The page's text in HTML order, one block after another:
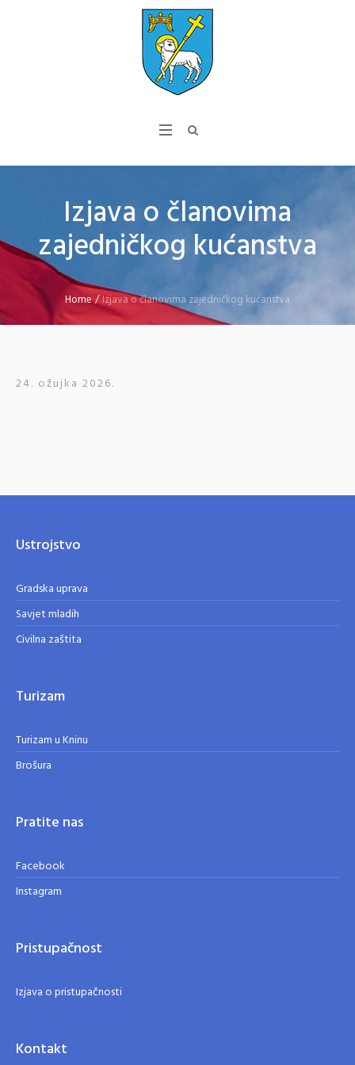
Izjava o članovima
zajedničkog kućanstva
Home/Izjava o članovima zajedničkog kućanstva
24. ožujka 2026.
Ustrojstvo
Gradska uprava
Savjet mladih
Civilna zaštita
Turizam
Turizam u Kninu
Brošura
Pratite nas
Facebook
Instagram
Pristupačnost
Izjava o pristupačnosti
Kontakt